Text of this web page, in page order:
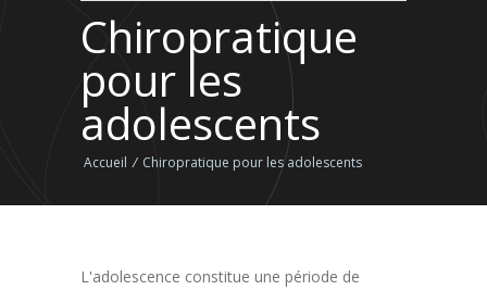
Chiropratique
pour les
adolescents
Accueil / Chiropratique pour les adolescents
L'adolescence constitue une période de